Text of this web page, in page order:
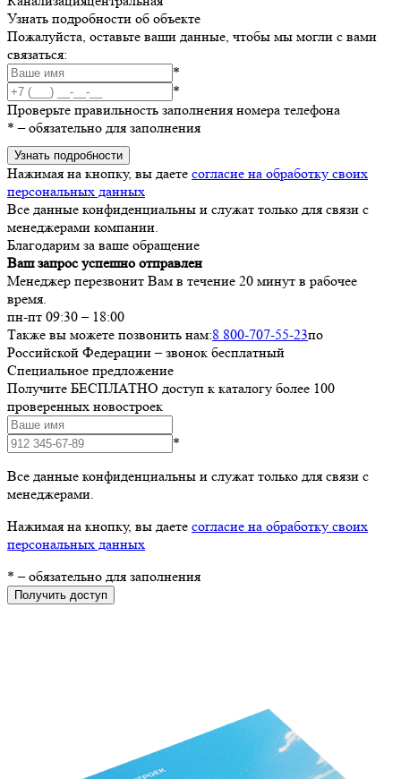
Узнать подробности об объекте
Пожалуйста, оставьте ваши данные, чтобы мы могли с вами
связаться:
*
*
Проверьте правильность заполнения номера телефона
* – обязательно для заполнения
Узнать подробности
Нажимая на кнопку, вы даете согласие на обработку своих
персональных данных
Все данные конфиденциальны и служат только для связи с
менеджерами компании.
Благодарим за ваше обращение
Ваш запрос успешно отправлен
Менеджер перезвонит Вам в течение 20 минут в рабочее
время.
пн-пт 09:30 – 18:00
Также вы можете позвонить нам:8 800-707-55-23по
Российской Федерации – звонок бесплатный
Специальное предложение
Получите БЕСПЛАТНО доступ к каталогу более 100
проверенных новостроек
*
Все данные конфиденциальны и служат только для связи с
менеджерами.
Нажимая на кнопку, вы даете согласие на обработку своих
персональных данных
* – обязательно для заполнения
Получить доступ